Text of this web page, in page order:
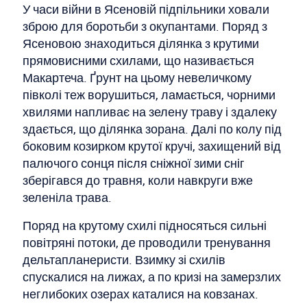
У часи війни в Ясеновій підпільники ховали
зброю для боротьби з окупантами. Поряд з
Ясеновою знаходиться ділянка з крутими
прямовисними схилами, що називається
Макартеча. Ґрунт на цьому невеличкому
півколі теж ворушиться, ламається, чорними
хвилями напливає на зелену траву і здалеку
здається, що ділянка зорана. Далі по колу під
боковим козирком крутої кручі, захищений від
палючого сонця після сніжної зими сніг
зберігався до травня, коли навкруги вже
зеленіла трава.
Поряд на крутому схилі підносяться сильні
повітряні потоки, де проводили тренування
дельтапланеристи. Взимку зі схилів
спускалися на лижах, а по кризі на замерзлих
неглибоких озерах каталися на ковзанах.